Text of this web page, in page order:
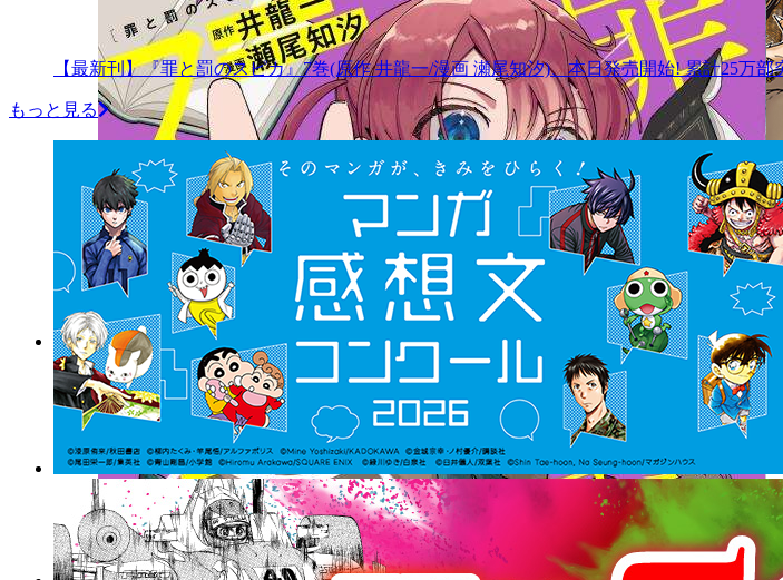
【最新刊】『罪と罰のスピカ』7巻(原作 井龍一/漫画 瀬尾知汐)、本日発売開始! 累計25万
もっと見る